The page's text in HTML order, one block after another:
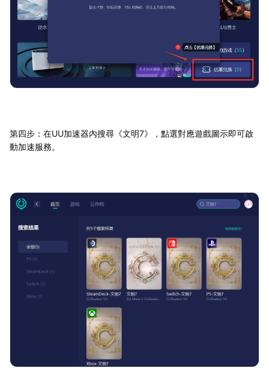
第四步：在UU加速器內搜尋《文明7》，點選對應遊戲圖示即可啟
動加速服務。